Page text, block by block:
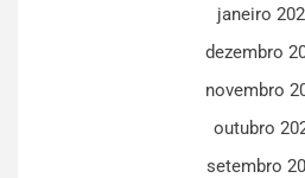
janeiro
dezembro
novembro
outubro
setembro